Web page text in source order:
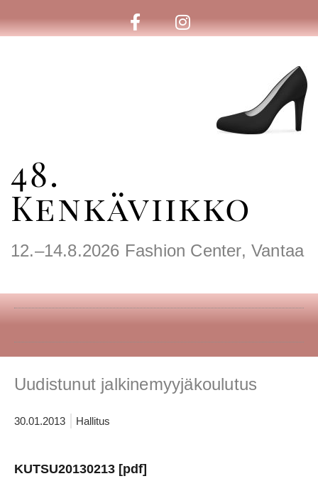
48.
Kenkäviikko
12.–14.8.2026 Fashion Center, Vantaa
Uudistunut jalkinemyyjäkoulutus
30.01.2013 Hallitus
KUTSU20130213 [pdf]